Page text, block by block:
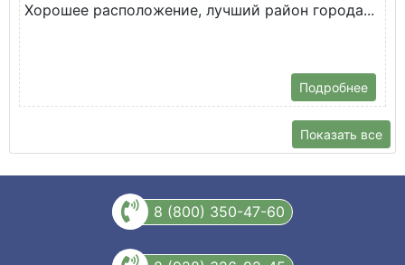
Хорошее расположение, лучший район города...
Подробнее
Показать все
8 (800) 350-47-60